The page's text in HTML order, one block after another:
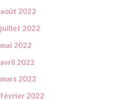
août 2022
juillet 2022
mai 2022
avril 2022
mars 2022
février 2022